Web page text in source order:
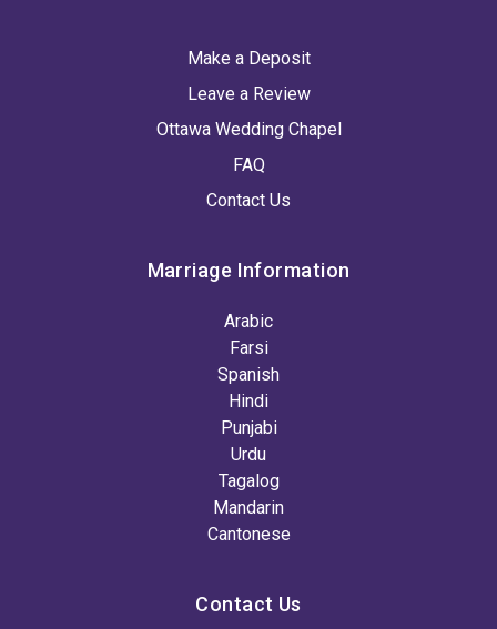
Make a Deposit
Leave a Review
Ottawa Wedding Chapel
FAQ
Contact Us
Marriage Information
Arabic
Farsi
Spanish
Hindi
Punjabi
Urdu
Tagalog
Mandarin
Cantonese
Contact Us